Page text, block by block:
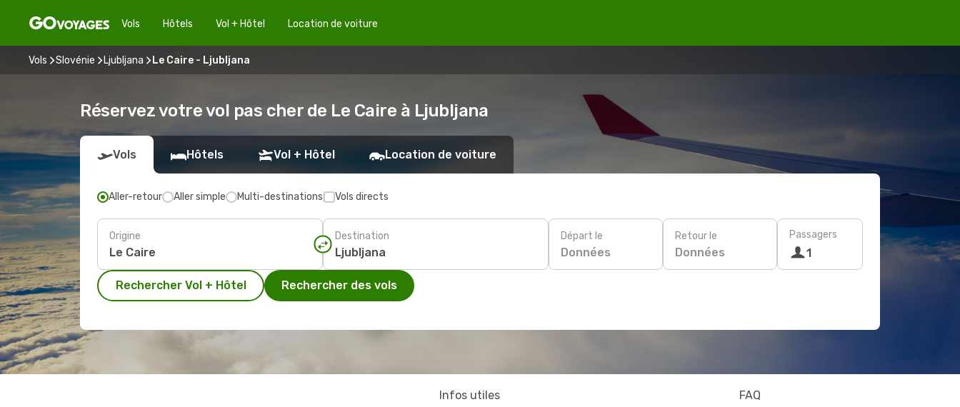
Vols Hôtels Vol + Hôtel Location de voiture
Vols Slovénie Ljubljana Le Caire - Ljubljana
Réservez votre vol pas cher de Le Caire à Ljubljana
Vols Hôtels Vol + Hôtel Location de voiture
Aller-retour Aller simple Multi-destinations Vols directs
Origine Destination Départ le
Données
Retour le
Données
Passagers
1
Rechercher Vol + Hôtel Rechercher des vols
Infos utiles FAQ